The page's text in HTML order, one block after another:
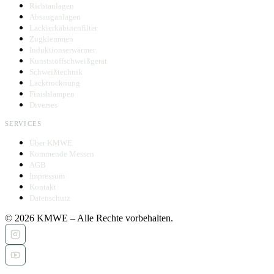
Richtanlagen
Absauganlagen
Lackierkabinenfilter
Zugklemmen
Induktionserwärmer
Kunststoffschweißgerät
Schweißtechnik
Lacktrocknung
Finishlampen
Diverses
SERVICES
Über KMWE
Kommende Messen
AGB
Impressum
Kontakt
Datenschutz
© 2026 KMWE – Alle Rechte vorbehalten.